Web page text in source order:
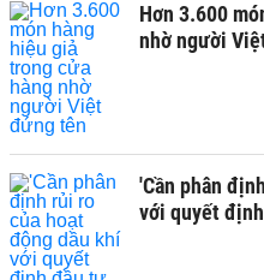
Hơn 3.600
nhờ người
'Cần phân
với quyết